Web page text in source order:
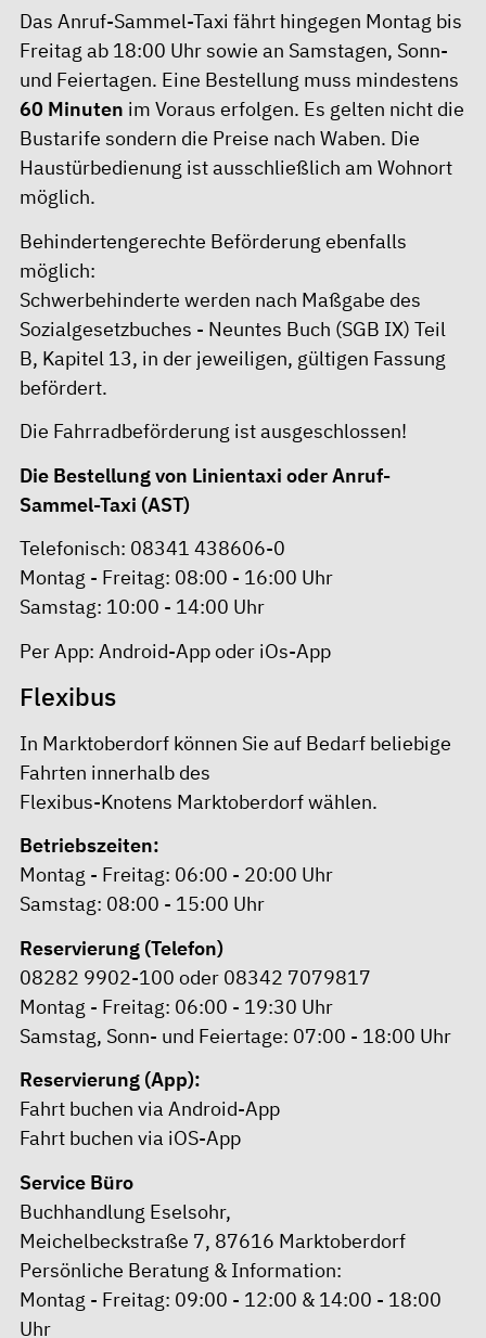
Das Anruf-Sammel-Taxi fährt hingegen Montag bis
Freitag ab 18:00 Uhr sowie an Samstagen, Sonn-
und Feiertagen. Eine Bestellung muss mindestens
60 Minuten im Voraus erfolgen. Es gelten nicht die
Bustarife sondern die Preise nach Waben. Die
Haustürbedienung ist ausschließlich am Wohnort
möglich.
Behindertengerechte Beförderung ebenfalls
möglich:
Schwerbehinderte werden nach Maßgabe des
Sozialgesetzbuches - Neuntes Buch (SGB IX) Teil
B, Kapitel 13, in der jeweiligen, gültigen Fassung
befördert.
Die Fahrradbeförderung ist ausgeschlossen!
Die Bestellung von Linientaxi oder Anruf-
Sammel-Taxi (AST)
Telefonisch: 08341 438606-0
Montag - Freitag: 08:00 - 16:00 Uhr
Samstag: 10:00 - 14:00 Uhr
Per App: Android-Appoder iOs-App
Flexibus
In Marktoberdorf können Sie auf Bedarf beliebige
Fahrten innerhalb des
Flexibus-Knotens Marktoberdorfwählen.
Betriebszeiten:
Montag - Freitag: 06:00 - 20:00 Uhr
Samstag: 08:00 - 15:00 Uhr
Reservierung (Telefon)
08282 9902-100 oder 08342 7079817
Montag - Freitag: 06:00 - 19:30 Uhr
Samstag, Sonn- und Feiertage: 07:00 - 18:00 Uhr
Reservierung (App):
Fahrt buchen via Android-App
Fahrt buchen via iOS-App
Service Büro
Buchhandlung Eselsohr,
Meichelbeckstraße 7, 87616 Marktoberdorf
Persönliche Beratung & Information:
Montag - Freitag: 09:00 - 12:00 & 14:00 - 18:00
Uhr